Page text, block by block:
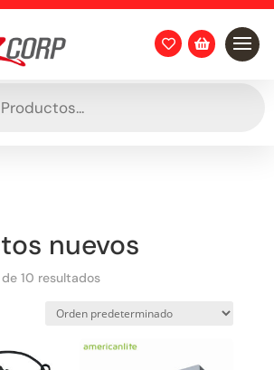
 
nuevos
10 resultados